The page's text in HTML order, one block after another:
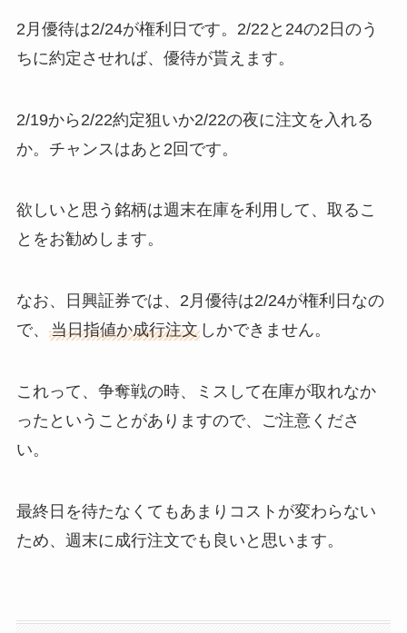
2月優待は2/24が権利日です。2/22と24の2日のう
ちに約定させれば、優待が貰えます。
2/19から2/22約定狙いか2/22の夜に注文を入れる
か。チャンスはあと2回です。
欲しいと思う銘柄は週末在庫を利用して、取るこ
とをお勧めします。
なお、日興証券では、2月優待は2/24が権利日なの
で、 当日指値か成行注文しかできません。
これって、争奪戦の時、ミスして在庫が取れなか
ったということがありますので、ご注意くださ
い。
最終日を待たなくてもあまりコストが変わらない
ため、週末に成行注文でも良いと思います。